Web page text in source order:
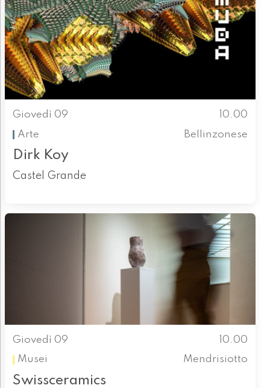
Giovedì 09
10.00
Arte
Bellinzonese
Dirk Koy
Castel Grande
Giovedì 09
10.00
Musei
Mendrisiotto
Swissceramics